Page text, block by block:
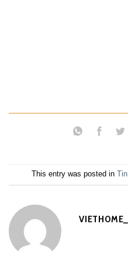
This entry was posted in